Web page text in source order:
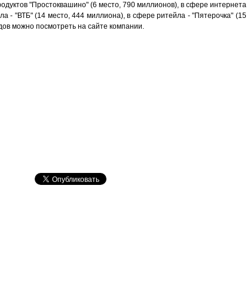
"Простоквашино" (6 место, 790 миллионов), в сфере интернета
- "ВТБ" (14 место, 444 миллиона), в сфере ритейла - "Пятерочка" (15
можно посмотреть на сайте компании.